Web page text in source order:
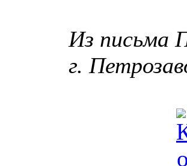
Из письма
г.